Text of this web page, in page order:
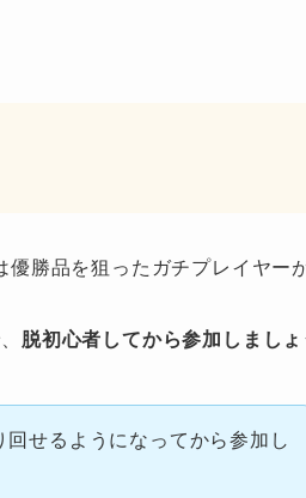
勝品を狙ったガチプレイヤー
脱初心者してから参加しましょ
せるようになってから参加し